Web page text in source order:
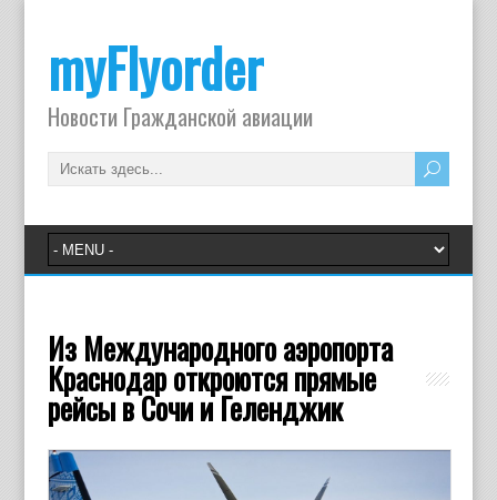
myFlyorder
Новости Гражданской авиации
Из Международного аэропорта
Краснодар откроются прямые
рейсы в Сочи и Геленджик